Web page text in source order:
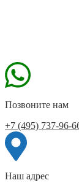
Позвоните нам
+7 (495) 737-96-
Наш адрес